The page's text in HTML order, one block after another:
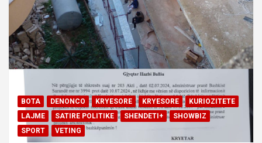
BOTA DENONCO KRYESORE KRYESORE
KURIOZITETE
LAJME
SATIRE POLITIKE SHENDETI+
SHOWBIZ
SPORT
VETING